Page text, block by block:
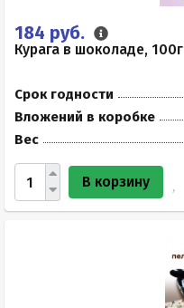
184 руб.
Курага в шоколаде, 100г
Срок годности
Вложений в коробке
Вес
В корзину